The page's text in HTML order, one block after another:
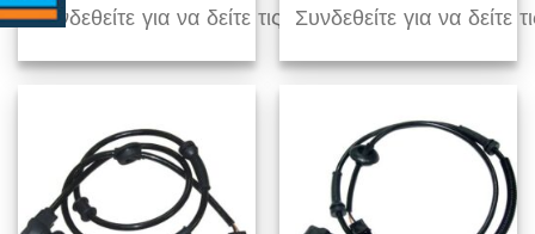
Συνδεθείτε για να δείτε τις τιμέςΣυνδεθείτε για να δείτε